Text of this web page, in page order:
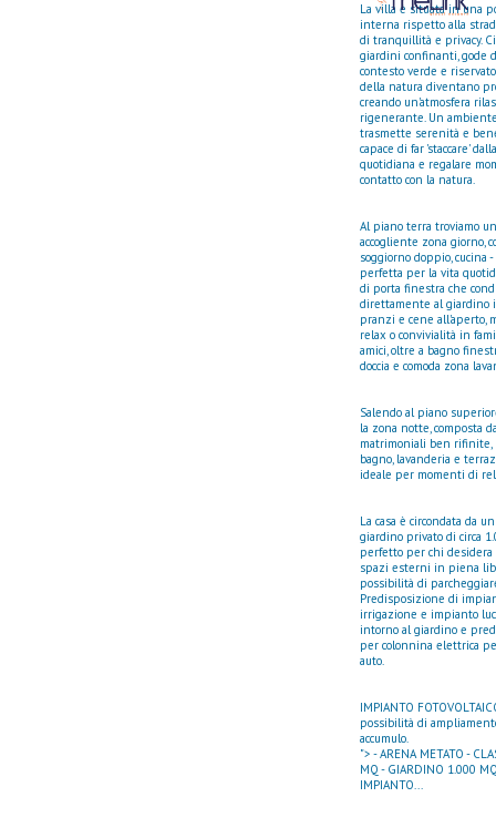
La villa è situata in una
interna rispetto alla
di tranquillità e privacy.
giardini confinanti, gode
contesto verde e
della natura diventano
creando un'atmosfera
rigenerante. Un
trasmette serenità e
capace di far 'staccare'
quotidiana e regalare
contatto con la natura.
Al piano terra troviamo
accogliente zona giorno,
soggiorno doppio, cucina
perfetta per la vita
di porta finestra che
direttamente al giardino
pranzi e cene all'aperto,
relax o convivialità in
amici, oltre a bagno
doccia e comoda zona
Salendo al piano
la zona notte, composta
matrimoniali ben rifinite,
bagno, lavanderia e
ideale per momenti di
La casa è circondata da
giardino privato di circa
perfetto per chi
spazi esterni in piena
possibilità di
Predisposizione di
irrigazione e impianto
intorno al giardino e
per colonnina elettrica
auto.
IMPIANTO
possibilità di
accumulo.
"> - ARENA METATO -
MQ - GIARDINO 1.000
IMPIANTO...